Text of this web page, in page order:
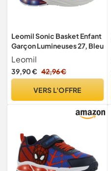
Leomil Sonic Basket Enfant
Garçon Lumineuses 27, Bleu
Leomil
39,90 € 42,96 €
VERS L'OFFRE